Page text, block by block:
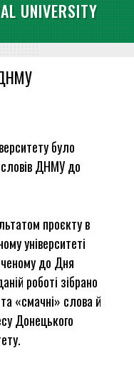
UNIVERSITY
було
ДНМУ до
проєкту в
університеті
до Дня
роботі зібрано
«смачні» слова й
Донецького